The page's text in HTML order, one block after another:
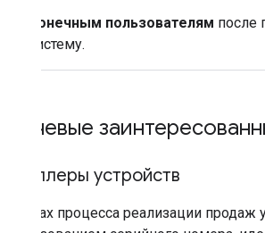
Конечным пользователям после
систему.
Ключевые
Реселлеры устройств
В рамках процесса реализации